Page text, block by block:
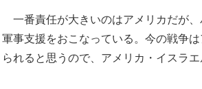
一番責任が大きいのはアメリカだが、
軍事支援をおこなっている。今の戦争
られると思うので、アメリカ・イスラ